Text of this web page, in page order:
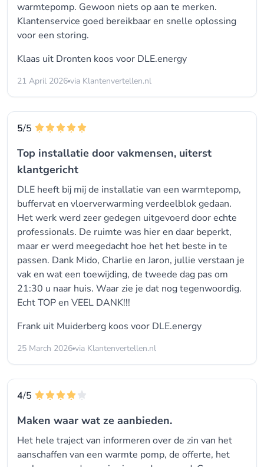
warmtepomp. Gewoon niets op aan te merken.
Klantenservice goed bereikbaar en snelle oplossing
voor een storing.
Klaas uit Dronten koos voor DLE.energy
21 April 2026 via Klantenvertellen.nl
5/5
Top installatie door vakmensen, uiterst
klantgericht
DLE heeft bij mij de installatie van een warmtepomp,
buffervat en vloerverwarming verdeelblok gedaan.
Het werk werd zeer gedegen uitgevoerd door echte
professionals. De ruimte was hier en daar beperkt,
maar er werd meegedacht hoe het het beste in te
passen. Dank Mido, Charlie en Jaron, jullie verstaan je
vak en wat een toewijding, de tweede dag pas om
21:30 u naar huis. Waar zie je dat nog tegenwoordig.
Echt TOP en VEEL DANK!!!
Frank uit Muiderberg koos voor DLE.energy
25 March 2026 via Klantenvertellen.nl
4/5
Maken waar wat ze aanbieden.
Het hele traject van informeren over de zin van het
aanschaffen van een warmte pomp, de offerte, het